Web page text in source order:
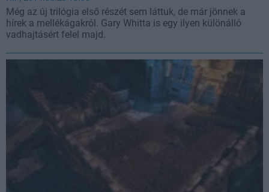
Még az új trilógia első részét sem láttuk, de már jönnek a
hírek a mellékágakról. Gary Whitta is egy ilyen különálló
vadhajtásért felel majd.